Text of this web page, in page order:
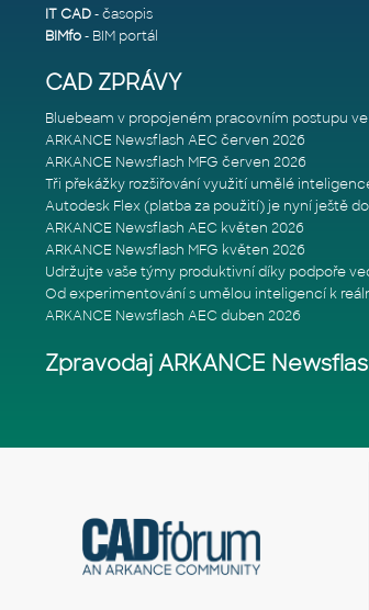
IT CAD- časopis
BIMfo- BIM portál
CAD ZPRÁVY
ARKANCE Newsflash AEC červen 2026
ARKANCE Newsflash MFG červen 2026
ARKANCE Newsflash AEC květen 2026
ARKANCE Newsflash MFG květen 2026
ARKANCE Newsflash AEC duben 2026
Zpravodaj ARKANCE